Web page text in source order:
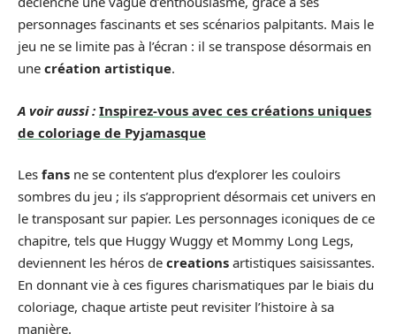
personnages fascinants et ses scénarios palpitants. Mais le
jeu ne se limite pas à l’écran : il se transpose désormais en
une création artistique.
A voir aussi : Inspirez-vous avec ces créations uniques
de coloriage de Pyjamasque
Les fans ne se contentent plus d’explorer les couloirs
sombres du jeu ; ils s’approprient désormais cet univers en
le transposant sur papier. Les personnages iconiques de ce
chapitre, tels que Huggy Wuggy et Mommy Long Legs,
deviennent les héros de creations artistiques saisissantes.
En donnant vie à ces figures charismatiques par le biais du
coloriage, chaque artiste peut revisiter l’histoire à sa
manière.